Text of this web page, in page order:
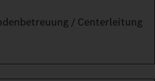
/ Centerleitung